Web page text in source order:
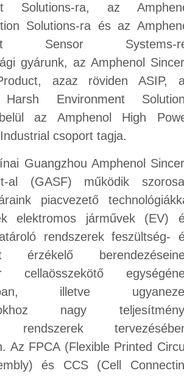
Solutions-ra, az
Solutions-ra és az
Sensor Systems-
gyárunk, az Amphenol
azaz röviden ASIP,
Harsh Environment
az Amphenol High
csoport tagja.
Guangzhou Amphenol
al (GASF) működik
piacvezető
elektromos járművek (EV)
rendszerek feszültség-
érzékelő
cellaösszekötő
illetve
nagy
rendszerek
Az FPCA (Flexible Printed
és CCS (Cell